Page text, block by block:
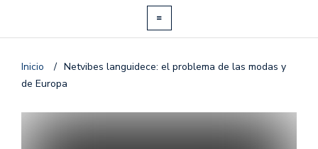
Inicio / Netvibes languidece: el problema de las modas y
de Europa